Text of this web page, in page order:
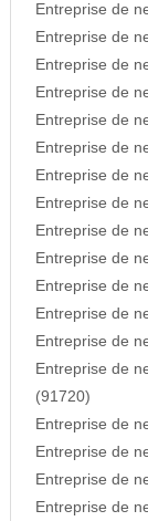
Entreprise de
Entreprise de
Entreprise de
Entreprise de
Entreprise de
Entreprise de
Entreprise de
Entreprise de
Entreprise de
Entreprise de
Entreprise de
Entreprise de
Entreprise de
Entreprise de
(91720)
Entreprise de
Entreprise de
Entreprise de
Entreprise de